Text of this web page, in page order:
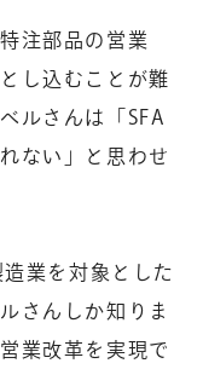
注部品の営業
し込むことが難
ルさんは「SFA
ない」と思わせ
業を対象とした
さんしか知りま
業改革を実現で